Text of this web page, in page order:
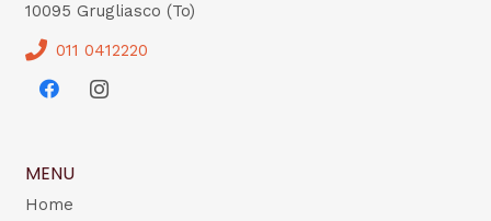
10095 Grugliasco (To)
011 0412220
MENU
Home